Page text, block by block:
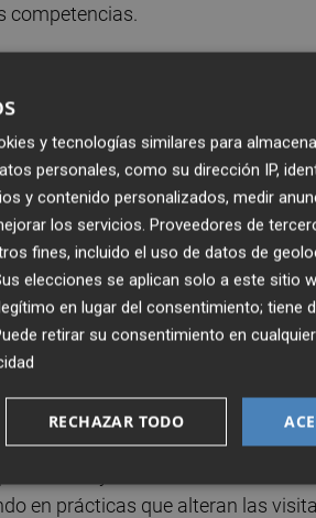
competencias.
un deber de publicación anual de
es una información que hoy o
añadir que a partir de la
publicar esta información "de
ya anunció el presidente del
proporcionalidad y no
a partir del trabajo con
para garantizar que los
de transparencia,
y verificabilidad. "Vamos a
en prácticas que alteran las
y tecnologías similares para
personales, como su dirección IP,
y contenido personalizados, medir
los servicios. Proveedores de
fines, incluido el uso de datos de
elecciones se aplican solo a este sitio
en lugar del consentimiento; tiene
retirar su consentimiento en
RECHAZAR TODO